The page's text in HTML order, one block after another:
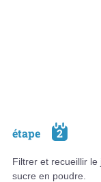
étape 2
Filtrer et recueillir
sucre en poudre.